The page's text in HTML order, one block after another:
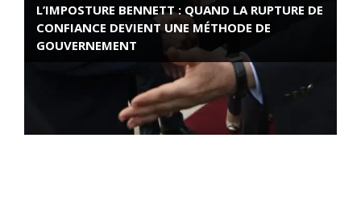
L’IMPOSTURE BENNETT : QUAND LA RUPTURE DE
CONFIANCE DEVIENT UNE MÉTHODE DE
GOUVERNEMENT
ROSE VALLAND, HEROÏNE DE LA RESISTANCE